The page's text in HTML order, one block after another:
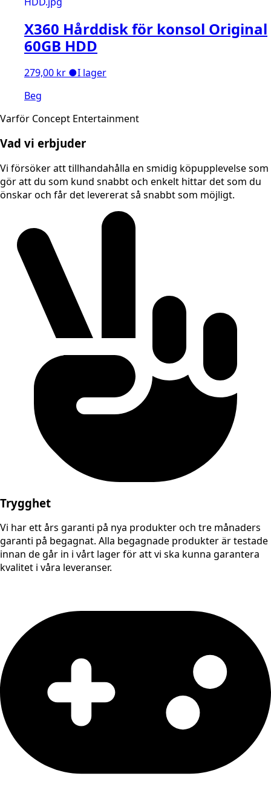
X360 Hårddisk för konsol Original
60GB HDD
279,00 kr ●I lager
Beg
Varför Concept Entertainment
Vad vi erbjuder
Vi försöker att tillhandahålla en smidig köpupplevelse som
gör att du som kund snabbt och enkelt hittar det som du
önskar och får det levererat så snabbt som möjligt.
Trygghet
Vi har ett års garanti på nya produkter och tre månaders
garanti på begagnat. Alla begagnade produkter är testade
innan de går in i vårt lager för att vi ska kunna garantera
kvalitet i våra leveranser.